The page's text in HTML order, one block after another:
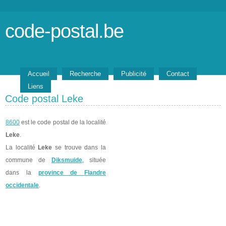
code-postal.be
Accueil Recherche Publicité
Contact
Liens
Code postal Leke
8600 est le code postal de la localité
Leke.
La localité Leke se trouve dans la
commune de
Diksmuide, située
dans la province de Flandre
occidentale.